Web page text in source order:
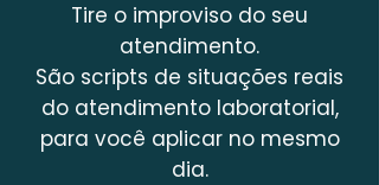
Tire o improviso do seu
atendimento.
São scripts de situações reais
do atendimento laboratorial,
para você aplicar no mesmo
dia.